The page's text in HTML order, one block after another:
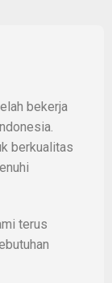
bekerja
berkualitas
terus